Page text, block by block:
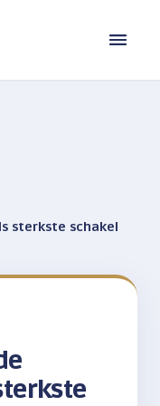
sterkste schakel